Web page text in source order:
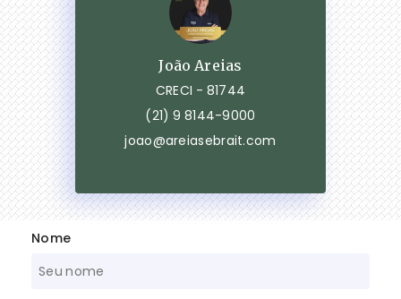
João Areias
CRECI - 81744
(21) 9 8144-9000
joao@areiasebrait.com
Nome